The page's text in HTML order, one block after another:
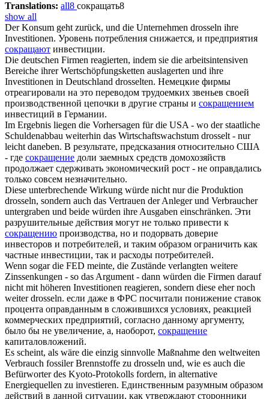
Translations: all8 сокращать8
show all
Der Konsum geht zurück, und die Unternehmen drosseln ihre
Investitionen. Уровень потребления снижается, и предприятия
сокращают инвестиции.
Die deutschen Firmen reagierten, indem sie die arbeitsintensiven
Bereiche ihrer Wertschöpfungsketten auslagerten und ihre
Investitionen in Deutschland drosselten. Немецкие фирмы
отреагировали на это переводом трудоемких звеньев своей
производственной цепочки в другие страны и сокращением
инвестиций в Германии.
Im Ergebnis liegen die Vorhersagen für die USA - wo der staatliche
Schuldenabbau weiterhin das Wirtschaftswachstum drosselt- nur
leicht daneben. В результате, предсказания относительно США
- где сокращение доли заемных средств домохозяйств
продолжает сдерживать экономический рост - не оправдались
только совсем незначительно.
Diese unterbrechende Wirkung würde nicht nur die Produktion
drosseln, sondern auch das Vertrauen der Anleger und Verbraucher
untergraben und beide würden ihre Ausgaben einschränken. Эти
разрушительные действия могут не только привести к
сокращению производства, но и подорвать доверие
инвесторов и потребителей, и таким образом ограничить как
частные инвестиции, так и расходы потребителей.
Wenn sogar die FED meinte, die Zustände verlangten weitere
Zinssenkungen - so das Argument - dann würden die Firmen darauf
nicht mit höheren Investitionen reagieren, sondern diese eher noch
weiterdrosseln. если даже в ФРС посчитали понижение ставок
процента оправданным в сложившихся условиях, реакцией
коммерческих предприятий, согласно данному аргументу,
было бы не увеличение, а, наоборот, сокращение
капиталовложений.
Es scheint, als wäre die einzig sinnvolle Maßnahme den weltweiten
Verbrauch fossiler Brennstoffe zu drosseln und, wie es auch die
Befürworter des Kyoto-Protokolls fordern, in alternative
Energiequellen zu investieren. Единственным разумным образом
действий в данной ситуации, как утверждают сторонники